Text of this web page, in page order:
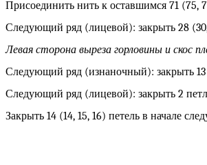
Присоединить нить к оставшимся 71 (75,
Следующий ряд (лицевой): закрыть 28
Левая сторона выреза горловины и скос
Следующий ряд (изнаночный): закрыть 13
Следующий ряд (лицевой): закрыть 2
Закрыть 14 (14, 15, 16) петель в начале